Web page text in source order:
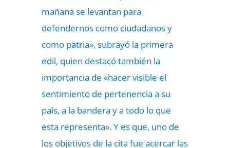
mañana se levantan para
defendernos como ciudadanos y
como patria», subrayó la primera
edil, quien destacó también la
importancia de «hacer visible el
sentimiento de pertenencia a su
país, a la bandera y a todo lo que
esta representa». Y es que, uno de
los objetivos de la cita fue acercar las